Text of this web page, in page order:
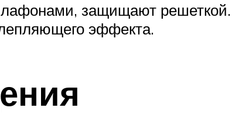
защищают решеткой.
эффекта.